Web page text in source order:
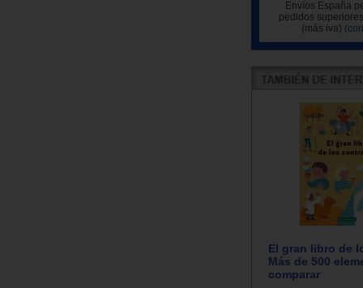
Envíos España
pedidos
(más iva)
El gran libro de
Más de 500
comparar